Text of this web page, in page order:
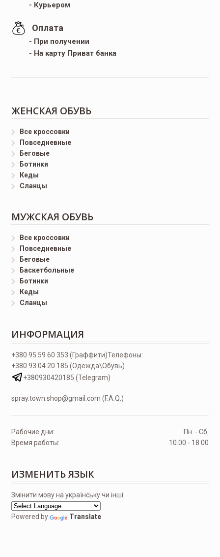
- Курьером
Оплата
- При получении
- На карту Приват банка
ЖЕНСКАЯ ОБУВЬ
Все кроссовки
Повседневные
Беговые
Ботинки
Кеды
Сланцы
МУЖСКАЯ ОБУВЬ
Все кроссовки
Повседневные
Беговые
Баскетбольные
Ботинки
Кеды
Сланцы
ИНФОРМАЦИЯ
Телефоны:
+380 95 59 60 353 (Граффити)
+380 93 04 20 185 (Одежда\Обувь)
+380930420185 (Telegram)
spray.town.shop@gmail.com (F.A.Q.)
Рабочие дни:
Пн. - Сб.
Время работы:
10.00 - 18.00
ИЗМЕНИТЬ ЯЗЫК
Змінити мову на українську чи інші:
Powered by Translate